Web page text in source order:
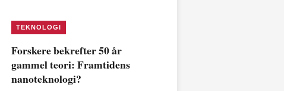
TEKNOLOGI
Forskere bekrefter 50 år
gammel teori: Framtidens
nanoteknologi?